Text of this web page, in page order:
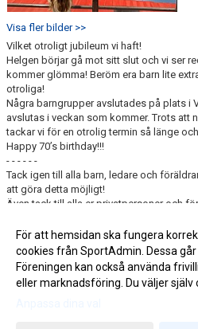
Visa fler bilder >>
Vilket otroligt jubileum vi haft!
Helgen börjar gå mot sitt slut och vi ser
kommer glömma! Beröm era barn lite
otroliga!
Några barngrupper avslutades på plats i
avslutas i veckan som kommer. Trots att
tackar vi för en otrolig termin så länge
Happy 70’s birthday!!!
- - - - - -
Tack igen till alla barn, ledare och
att göra detta möjligt!
Även tack till alla er privatpersoner och
Fler nyheter >>
För att hemsidan ska fungera
cookies från SportAdmin. Dessa
Föreningen kan också använda
eller marknadsföring. Du väljer själv